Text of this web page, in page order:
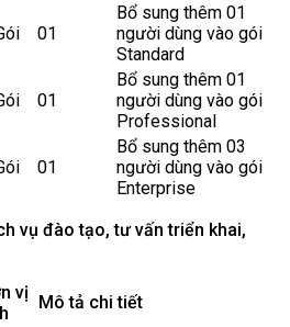
01
Bổ sung thêm 01
người dùng vào gói
Standard
01
Bổ sung thêm 01
người dùng vào gói
Professional
01
Bổ sung thêm 03
người dùng vào gói
Enterprise
vụ đào tạo, tư vấn triển khai,
vị
Mô tả chi tiết